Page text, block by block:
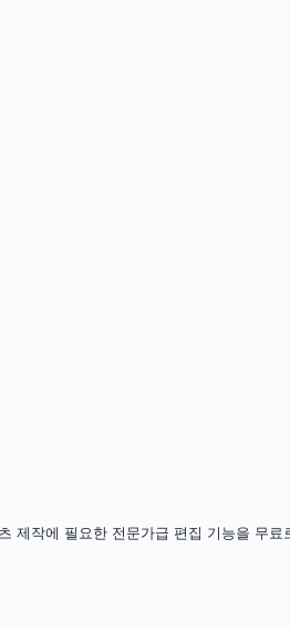
제작에 필요한 전문가급 편집 기능을 무료